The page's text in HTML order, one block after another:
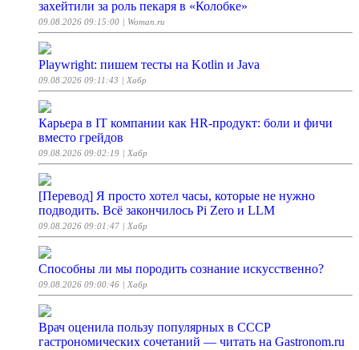
захейтили за роль пекаря в «Колобке»
09.08.2026 09:15:00 | Woman.ru
Playwright: пишем тесты на Kotlin и Java
09.08.2026 09:11:43 | Хабр
Карьера в IT компании как HR-продукт: боли и фичи
вместо грейдов
09.08.2026 09:02:19 | Хабр
[Перевод] Я просто хотел часы, которые не нужно
подводить. Всё закончилось Pi Zero и LLM
09.08.2026 09:01:47 | Хабр
Способны ли мы породить сознание искусственно?
09.08.2026 09:00:46 | Хабр
Врач оценила пользу популярных в СССР
гастрономических сочетаний — читать на Gastronom.ru